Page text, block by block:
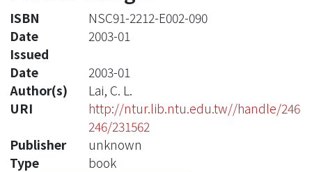
ISBN
NSC91-2212-E002-090
Date
Issued
2003-01
Date
2003-01
Author(s)
Lai, C. L.
URI
http://ntur.lib.ntu.edu.tw//handle/246
246/231562
Publisher
unknown
Type
book